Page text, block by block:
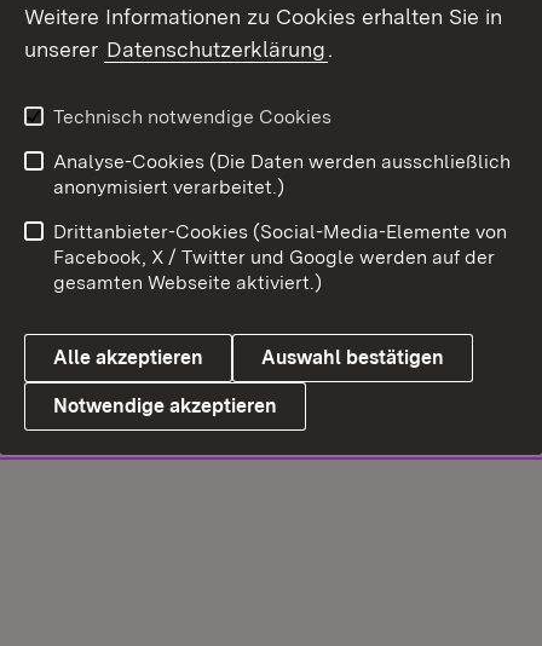
Weitere Informationen zu Cookies erhalten Sie in
unserer Datenschutzerklärung.
Technisch notwendige Cookies
Analyse-Cookies (Die Daten werden ausschließlich
anonymisiert verarbeitet.)
Drittanbieter-Cookies (Social-Media-Elemente von
Facebook, X / Twitter und Google werden auf der
gesamten Webseite aktiviert.)
Alle akzeptieren Auswahl bestätigen
Notwendige akzeptieren